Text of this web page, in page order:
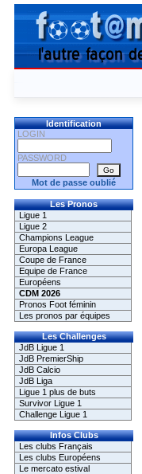
Identification
LOGIN
PASSWORD
Mot de passe oublié
Les Pronos
Ligue 1
Ligue 2
Champions League
Europa League
Coupe de France
Equipe de France
Européens
CDM 2026
Pronos Foot féminin
Les pronos par équipes
Les Challenges
JdB Ligue 1
JdB PremierShip
JdB Calcio
JdB Liga
Ligue 1 plus de buts
Survivor Ligue 1
Challenge Ligue 1
Infos Clubs
Les clubs Français
Les clubs Européens
Le mercato estival